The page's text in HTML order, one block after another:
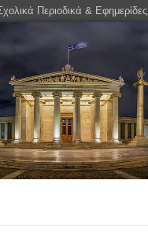
Περιοδικά & Εφημερίδες